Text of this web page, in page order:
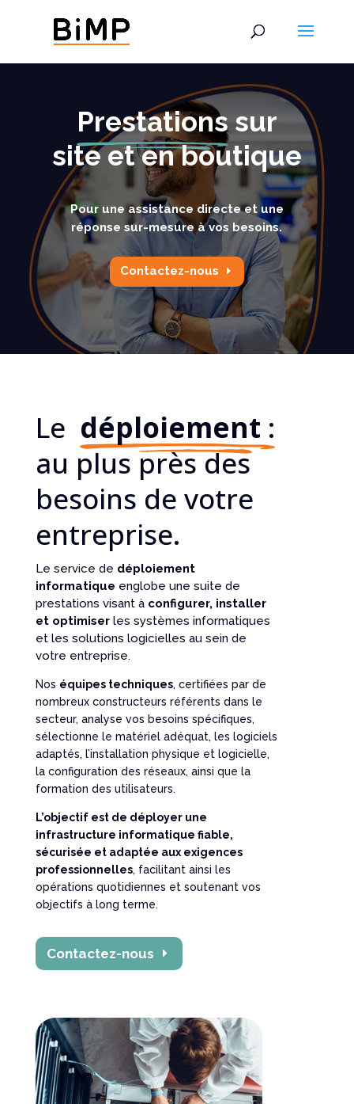
Prestationssur
site et en boutique
Pour une assistance directe et une
réponse sur-mesure à vos besoins.
Contactez-nous
Le déploiement :
au plus près des
besoins de votre
entreprise.
Le service de déploiement
informatique englobe une suite de
prestations visant à configurer, installer
et optimiserles systèmes informatiques
et les solutions logicielles au sein de
votre entreprise.
Nos équipes techniques, certifiées par de
nombreux constructeurs référents dans le
secteur, analyse vos besoins spécifiques,
sélectionne le matériel adéquat, les logiciels
adaptés, l’installation physique et logicielle,
la configuration des réseaux, ainsi que la
formation des utilisateurs.
L’objectif est de déployer une
infrastructure informatique fiable,
sécurisée et adaptée aux exigences
professionnelles, facilitant ainsi les
opérations quotidiennes et soutenant vos
objectifs à long terme.
Contactez-nous